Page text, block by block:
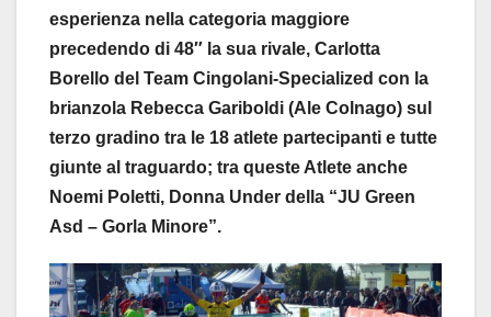
esperienza nella categoria maggiore
precedendo di 48″ la sua rivale, Carlotta
Borello del Team Cingolani-Specialized con la
brianzola Rebecca Gariboldi (Ale Colnago) sul
terzo gradino tra le 18 atlete partecipanti e tutte
giunte al traguardo; tra queste Atlete anche
Noemi Poletti, Donna Under della “JU Green
Asd – Gorla Minore”.